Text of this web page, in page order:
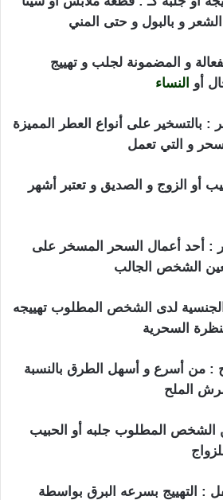
و بالبول و حتى المني
و المضمونة لجلب و تهييج
أو النساء
: بالتسخير على أنواع العطر المميزة
و التي تعمل
أو الزوج و الصديق و تعتبر أشهر
: أحد أعمال السحر المسخر على
الشخص الجالب
الجنسية لدى الشخص المطلوب تهييجه
السحرية
: من أسرع و أسهل الطرق بالنسبة
لرش الملح
المطلوب جلبه أو الحبيب
: التهييج بسرعه البرق بواسطة